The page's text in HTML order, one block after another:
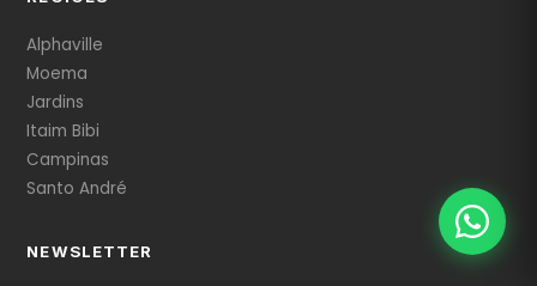
Alphaville
Moema
Jardins
Itaim Bibi
Campinas
Santo André
NEWSLETTER